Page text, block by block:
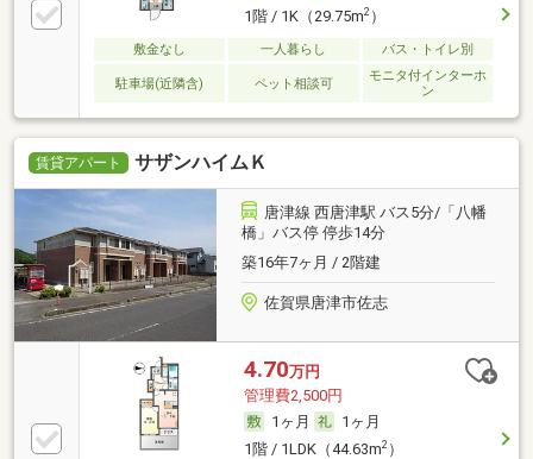
1階 / 1K（29.75m2）
敷金なし 一人暮らし バス・トイレ別
駐車場(近隣含) ペット相談可
モニタ付インターホ
ン
賃貸アパート サザンハイムＫ
唐津線 西唐津駅 バス5分/「八幡
橋」バス停 停歩14分
築16年7ヶ月 / 2階建
佐賀県唐津市佐志
4.70万円
管理費2,500円
1ヶ月
1ヶ月
1階 / 1LDK（44.63m2）